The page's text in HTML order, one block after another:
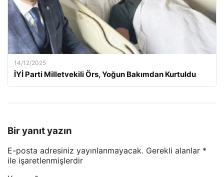
14/12/2025
İYİ Parti Milletvekili Örs, Yoğun Bakımdan Kurtuldu
Bir yanıt yazın
E-posta adresiniz yayınlanmayacak. Gerekli alanlar *
ile işaretlenmişlerdir